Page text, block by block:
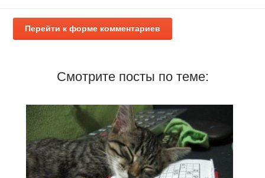
Перейти к форме комментариев
Смотрите посты по теме: